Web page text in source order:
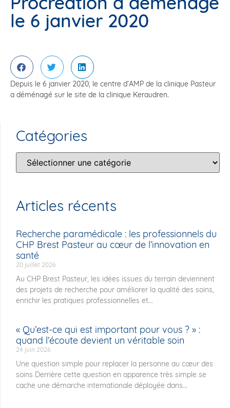
le 6 janvier 2020
Depuis le 6 janvier 2020, le centre d’AMP de la clinique Pasteur
a déménagé sur le site de la clinique Keraudren.
Catégories
Articles récents
Recherche paramédicale : les professionnels du
CHP Brest Pasteur au cœur de l’innovation en
santé
20 juillet 2026
Au CHP Brest Pasteur, les idées issues du terrain deviennent
des projets de recherche pour améliorer la qualité des soins,
enrichir les pratiques professionnelles et...
« Qu’est-ce qui est important pour vous ? » :
quand l’écoute devient un véritable soin
24 juin 2026
Une question simple pour replacer la personne au cœur des
soins Derrière cette question en apparence très simple se
cache une démarche internationale déployée dans...